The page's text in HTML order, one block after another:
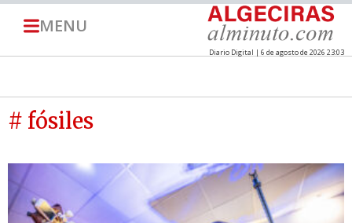
MENU
Diario Digital | 6 de agosto de 2026 23:03
# fósiles